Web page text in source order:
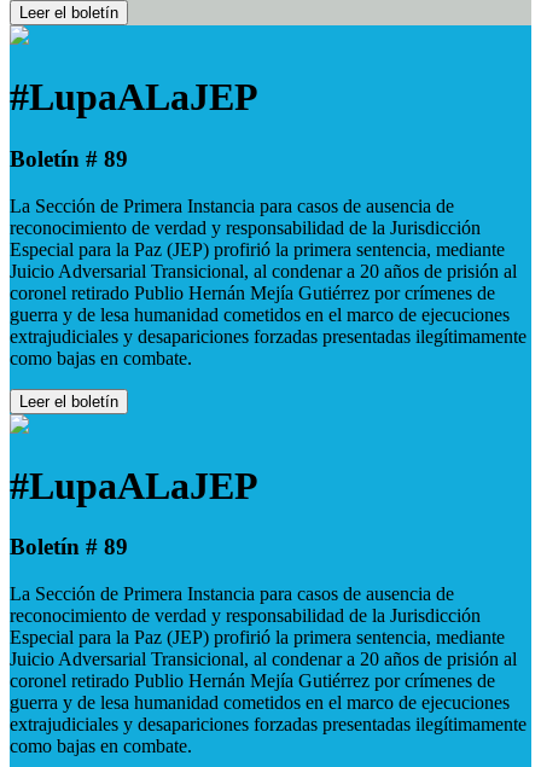
Leer el boletín
#LupaALaJEP
Boletín # 89
La Sección de Primera Instancia para casos de ausencia de
reconocimiento de verdad y responsabilidad de la Jurisdicción
Especial para la Paz (JEP) profirió la primera sentencia, mediante
Juicio Adversarial Transicional, al condenar a 20 años de prisión al
coronel retirado Publio Hernán Mejía Gutiérrez por crímenes de
guerra y de lesa humanidad cometidos en el marco de ejecuciones
extrajudiciales y desapariciones forzadas presentadas ilegítimamente
como bajas en combate.
Leer el boletín
#LupaALaJEP
Boletín # 89
La Sección de Primera Instancia para casos de ausencia de
reconocimiento de verdad y responsabilidad de la Jurisdicción
Especial para la Paz (JEP) profirió la primera sentencia, mediante
Juicio Adversarial Transicional, al condenar a 20 años de prisión al
coronel retirado Publio Hernán Mejía Gutiérrez por crímenes de
guerra y de lesa humanidad cometidos en el marco de ejecuciones
extrajudiciales y desapariciones forzadas presentadas ilegítimamente
como bajas en combate.